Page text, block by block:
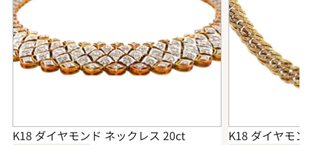
K18 ダイヤモンド ネックレス 20ct
K18 ダイヤモン